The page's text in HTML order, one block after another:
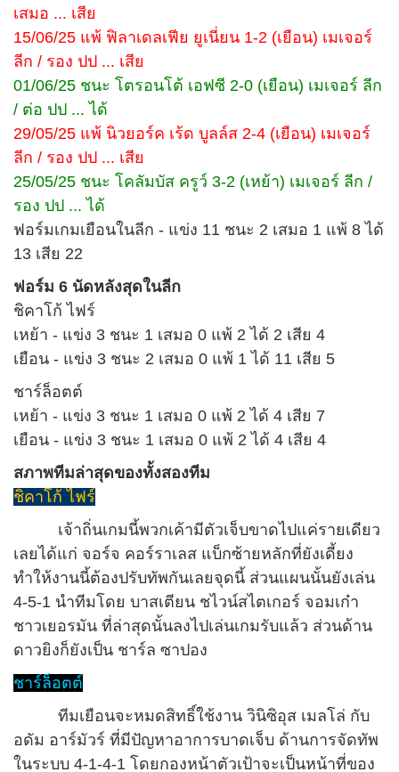
เสมอ ... เสีย
15/06/25 แพ้ ฟิลาเดลเฟีย ยูเนี่ยน 1-2 (เยือน) เมเจอร์
ลีก / รอง ปป ... เสีย
01/06/25 ชนะ โตรอนโต้ เอฟซี 2-0 (เยือน) เมเจอร์ ลีก
/ ต่อ ปป ... ได้
29/05/25 แพ้ นิวยอร์ค เร้ด บูลล์ส 2-4 (เยือน) เมเจอร์
ลีก / รอง ปป ... เสีย
25/05/25 ชนะ โคลัมบัส ครูว์ 3-2 (เหย้า) เมเจอร์ ลีก /
รอง ปป ... ได้
ฟอร์มเกมเยือนในลีก - แข่ง 11 ชนะ 2 เสมอ 1 แพ้ 8 ได้
13 เสีย 22
ฟอร์ม 6 นัดหลังสุดในลีก
ชิคาโก้ ไฟร์
เหย้า - แข่ง 3 ชนะ 1 เสมอ 0 แพ้ 2 ได้ 2 เสีย 4
เยือน - แข่ง 3 ชนะ 2 เสมอ 0 แพ้ 1 ได้ 11 เสีย 5
ชาร์ล็อตต์
เหย้า - แข่ง 3 ชนะ 1 เสมอ 0 แพ้ 2 ได้ 4 เสีย 7
เยือน - แข่ง 3 ชนะ 1 เสมอ 0 แพ้ 2 ได้ 4 เสีย 4
สภาพทีมล่าสุดของทั้งสองทีม
ชิคาโก้ ไฟร์
เจ้าถิ่นเกมนี้พวกเค้ามีตัวเจ็บขาดไปแค่รายเดียว
เลยได้แก่ จอร์จ คอร์ราเลส แบ็กซ้ายหลักที่ยังเดี้ยง
ทำให้งานนี้ต้องปรับทัพกันเลยจุดนี้ ส่วนแผนนั้นยังเล่น
4-5-1 นำทีมโดย บาสเตียน ชไวน์สไตเกอร์ จอมเก๋า
ชาวเยอรมัน ที่ล่าสุดนั้นลงไปเล่นเกมรับแล้ว ส่วนด้าน
ดาวยิงก็ยังเป็น ชาร์ล ซาปอง
ชาร์ล็อตต์
ทีมเยือนจะหมดสิทธิ์ใช้งาน วินิซิอุส เมลโล่ กับ
อดัม อาร์มัวร์ ที่มีปัญหาอาการบาดเจ็บ ด้านการจัดทัพ
ในระบบ 4-1-4-1 โดยกองหน้าตัวเป้าจะเป็นหน้าที่ของ